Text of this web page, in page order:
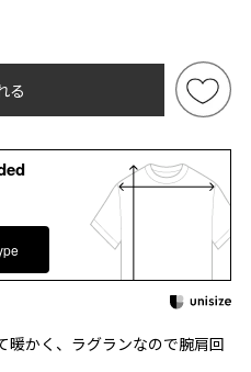
る
暖かく、ラグランなので腕肩回